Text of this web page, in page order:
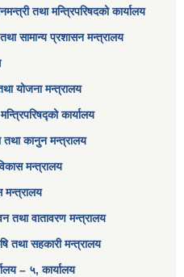
तथा मन्त्रिपरिषद‌को कार्यालय
सामान्य प्रशासन मन्त्रालय
योजना मन्त्रालय​
कार्यालय
तथा कानुन मन्त्रालय
मन्त्रालय
मन्त्रालय
तथा वातावरण मन्त्रालय
तथा सहकारी मन्त्रालय
– ५, कार्यालय